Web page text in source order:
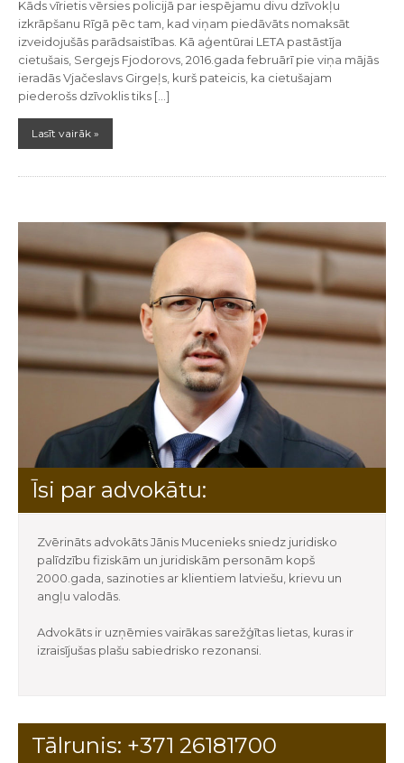
Kāds vīrietis vērsies policijā par iespējamu divu dzīvokļu
izkrāpšanu Rīgā pēc tam, kad viņam piedāvāts nomaksāt
izveidojušās parādsaistības. Kā aģentūrai LETA pastāstīja
cietušais, Sergejs Fjodorovs, 2016.gada februārī pie viņa mājās
ieradās Vjačeslavs Girgeļs, kurš pateicis, ka cietušajam
piederošs dzīvoklis tiks […]
Lasīt vairāk »
Īsi par advokātu:
Zvērināts advokāts Jānis Mucenieks sniedz juridisko
palīdzību fiziskām un juridiskām personām kopš
2000.gada, sazinoties ar klientiem latviešu, krievu un
angļu valodās.
Advokāts ir uzņēmies vairākas sarežģītas lietas, kuras ir
izraisījušas plašu sabiedrisko rezonansi.
Tālrunis: +371 26181700